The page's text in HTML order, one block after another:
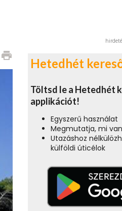
print
Hetedhét
Töltsd le a Hetedhét
applikációt!
Egyszerű használat
Megmutatja, mi
Utazáshoz
külföldi úticélok